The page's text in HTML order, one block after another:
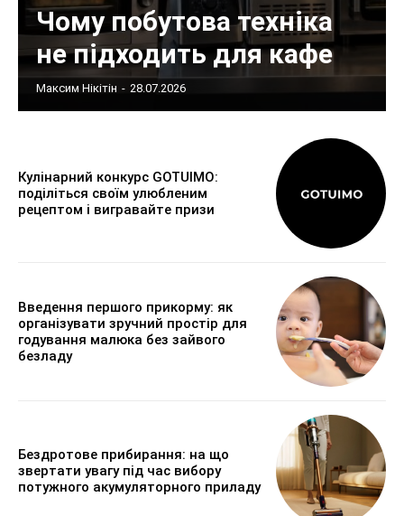
Чому побутова техніка
не підходить для кафе
Максим Нікітін - 28.07.2026
Кулінарний конкурс GOTUIMO:
поділіться своїм улюбленим
рецептом і вигравайте призи
Введення першого прикорму: як
організувати зручний простір для
годування малюка без зайвого
безладу
Бездротове прибирання: на що
звертати увагу під час вибору
потужного акумуляторного приладу